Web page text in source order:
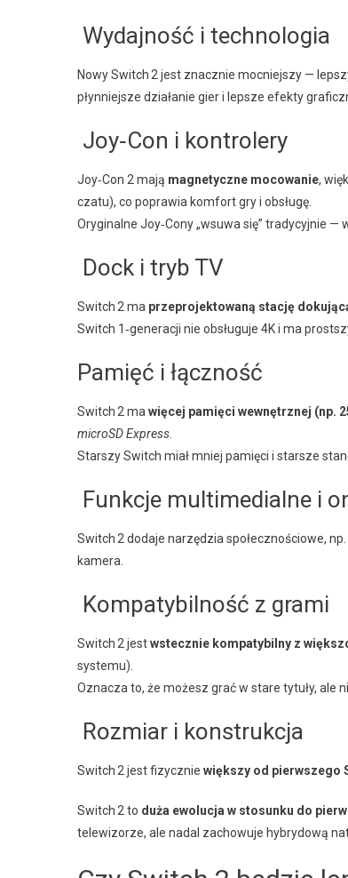
Wydajność i technologia
Nowy Switch 2 jest znacznie mocniejszy —
płynniejsze działanie gier i lepsze efekty
Joy‑Con i kontrolery
Joy‑Con 2 mają magnetyczne mocowanie,
czatu), co poprawia komfort gry i obsługę.
Oryginalne Joy‑Cony „wsuwa się” tradycyjnie —
Dock i tryb TV
Switch 2 ma przeprojektowaną stację
Switch 1‑generacji nie obsługuje 4K i ma
Pamięć i łączność
Switch 2 ma więcej pamięci wewnętrznej (np.
microSD Express
Starszy Switch miał mniej pamięci i starsze
Funkcje multimedialne i
Switch 2 dodaje narzędzia społecznościowe, np.
kamera.
Kompatybilność z grami
Switch 2 jestwstecznie kompatybilny z
systemu).
Oznacza to, że możesz grać w stare tytuły, ale
Rozmiar i konstrukcja
Switch 2 jest fizycznie większy od pierwszego
Switch 2 to duża ewolucja w stosunku do
telewizorze, ale nadal zachowuje hybrydową